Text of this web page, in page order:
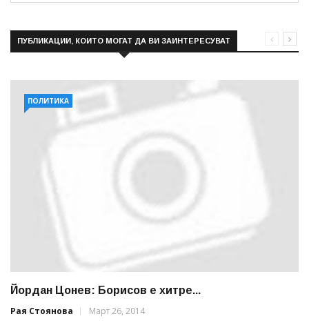
ПУБЛИКАЦИИ, КОИТО МОГАТ ДА ВИ ЗАИНТЕРЕСУВАТ
ПОЛИТИКА
Йордан Цонев: Борисов е хитре...
Рая Стоянова
Март 26, 2014